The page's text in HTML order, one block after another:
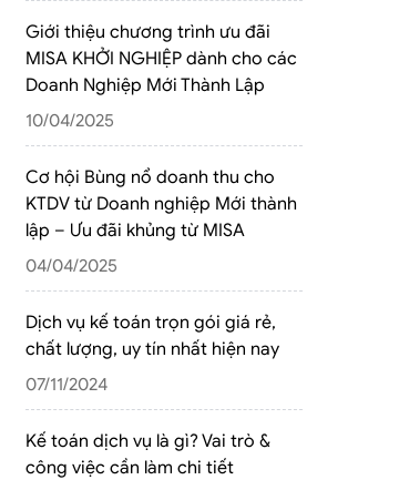
Giới thiệu chương trình ưu đãi
MISA KHỞI NGHIỆP dành cho các
Doanh Nghiệp Mới Thành Lập
10/04/2025
Cơ hội Bùng nổ doanh thu cho
KTDV từ Doanh nghiệp Mới thành
lập – Ưu đãi khủng từ MISA
04/04/2025
Dịch vụ kế toán trọn gói giá rẻ,
chất lượng, uy tín nhất hiện nay
07/11/2024
Kế toán dịch vụ là gì? Vai trò &
công việc cần làm chi tiết